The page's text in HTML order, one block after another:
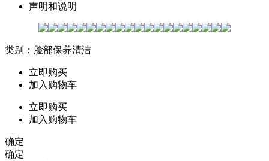
声明和说明
类别：脸部保养清洁
立即购买
加入购物车
立即购买
加入购物车
确定
确定